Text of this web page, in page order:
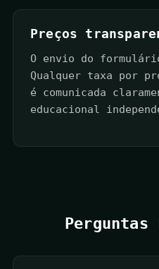
Preços
O envio do
Qualquer taxa por
é comunicada
educacional
Perguntas